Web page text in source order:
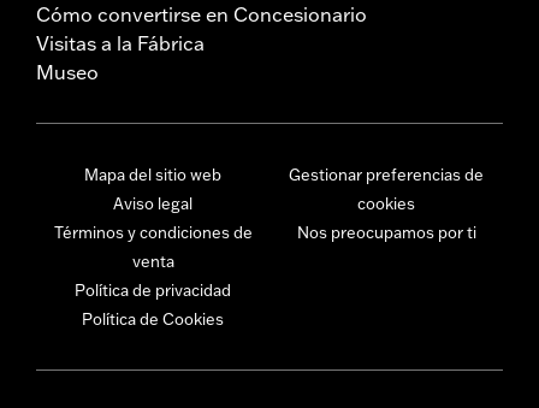
Cómo convertirse en Concesionario
Visitas a la Fábrica
Museo
Mapa del sitio web
Aviso legal
Términos y condiciones de
venta
Política de privacidad
Política de Cookies
Gestionar preferencias de
cookies
Nos preocupamos por ti